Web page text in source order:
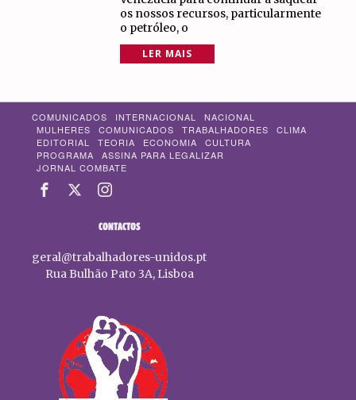
os nossos recursos, particularmente
o petróleo, o
LER MAIS
COMUNICADOS INTERNACIONAL
NACIONAL
MULHERES
COMUNICADOS TRABALHADORES
CLIMA
EDITORIAL
TEORIA ECONOMIA
CULTURA
PROGRAMA
ASSINA PARA LEGALIZAR
JORNAL COMBATE
CONTACTOS
geral@trabalhadores-unidos.pt
Rua Bulhão Pato 3A, Lisboa